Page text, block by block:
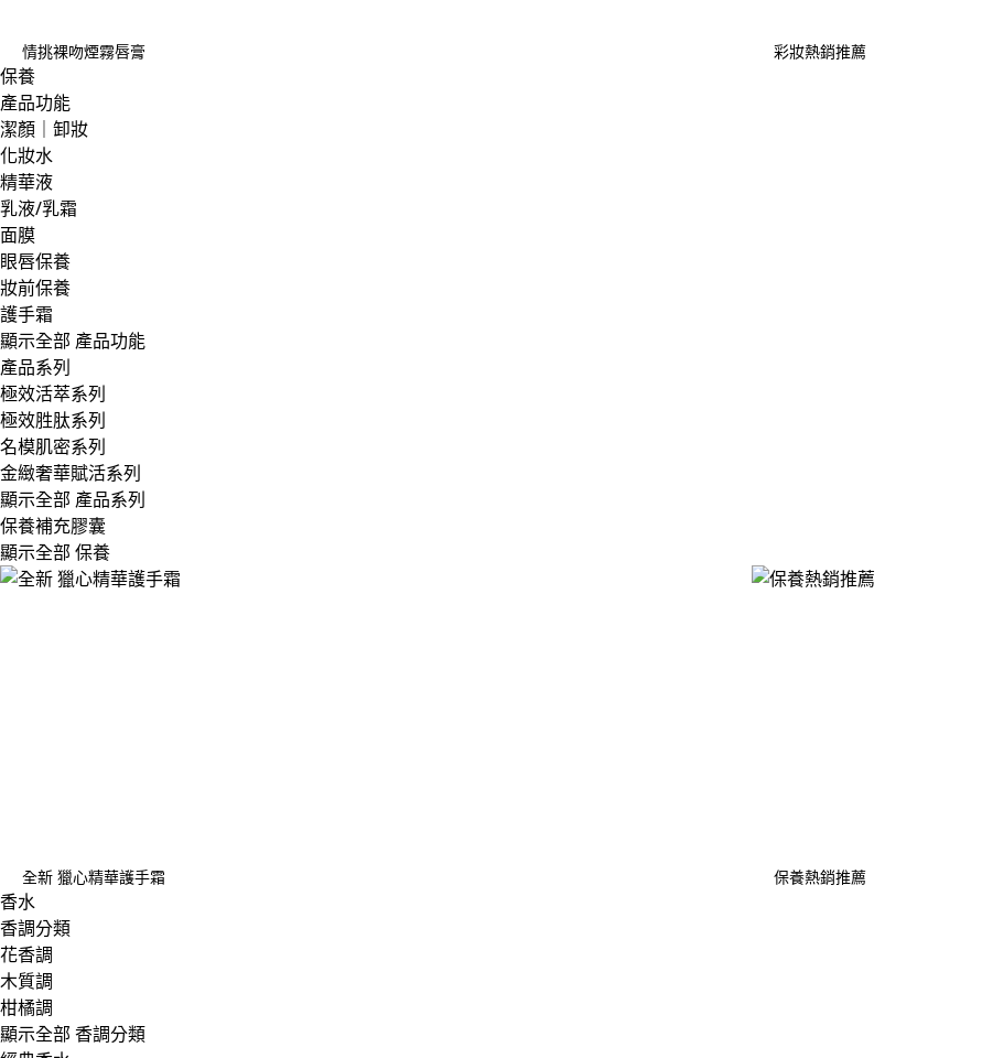
情挑裸吻煙霧唇膏 彩妝熱銷推薦
保養
產品功能
潔顏｜卸妝
化妝水
精華液
乳液/乳霜
面膜
眼唇保養
妝前保養
護手霜
顯示全部 產品功能
產品系列
極效活萃系列
極效胜肽系列
名模肌密系列
金緻奢華賦活系列
顯示全部 產品系列
保養補充膠囊
顯示全部 保養
全新 獵心精華護手霜 保養熱銷推薦
香水
香調分類
花香調
木質調
柑橘調
顯示全部 香調分類